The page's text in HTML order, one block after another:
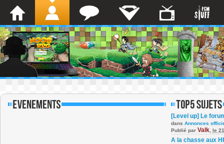
[Level up] Le
dans Annonces
Publié par Valk le
A la chasse aux